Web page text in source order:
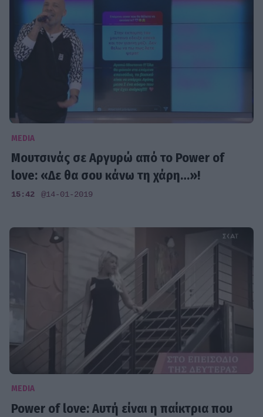
MEDIA
Μουτσινάς σε Αργυρώ από το Power of
love: «Δε θα σου κάνω τη χάρη…»!
15:42 @14-01-2019
MEDIA
Power of love: Αυτή είναι η παίκτρια που